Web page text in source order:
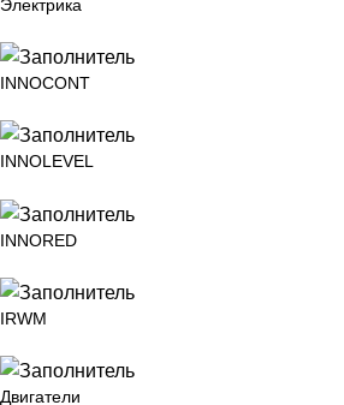
Электрика
INNOCONT
INNOLEVEL
INNORED
IRWM
Двигатели